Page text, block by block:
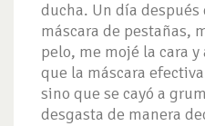
ducha. Un día después
máscara de pestañas,
pelo, me mojé la cara
que la máscara
sino que se cayó a
desgasta de manera